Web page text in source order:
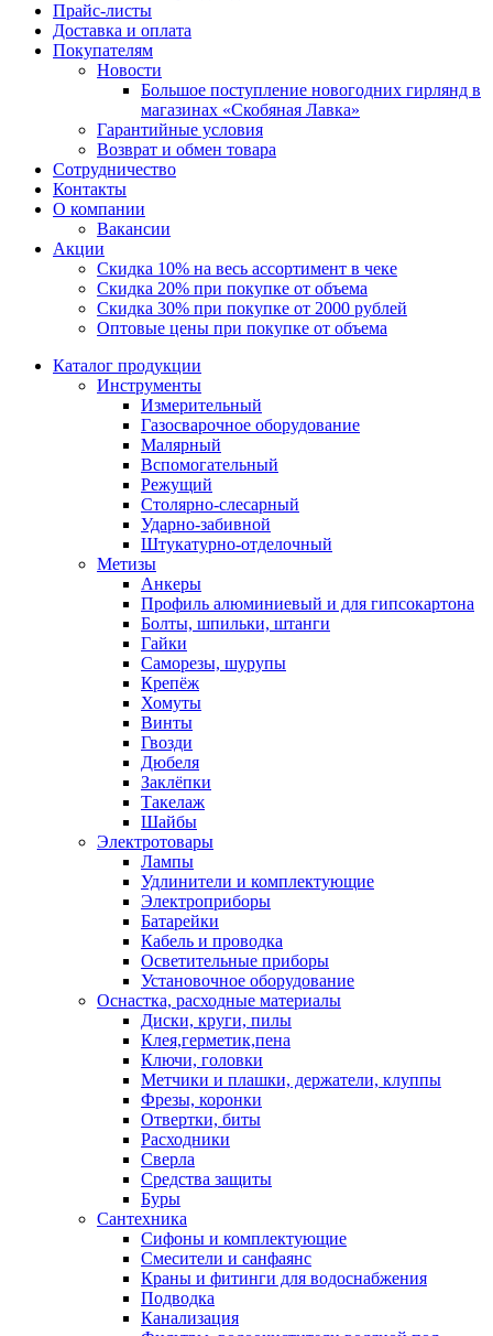
Прайс-листы
Доставка и оплата
Покупателям
Новости
Большое поступление новогодних гирлянд в
магазинах «Скобяная Лавка»
Гарантийные условия
Возврат и обмен товара
Сотрудничество
Контакты
О компании
Вакансии
Акции
Скидка 10% на весь ассортимент в чеке
Скидка 20% при покупке от объема
Скидка 30% при покупке от 2000 рублей
Оптовые цены при покупке от объема
Каталог продукции
Инструменты
Измерительный
Газосварочное оборудование
Малярный
Вспомогательный
Режущий
Столярно-слесарный
Ударно-забивной
Штукатурно-отделочный
Метизы
Анкеры
Профиль алюминиевый и для гипсокартона
Болты, шпильки, штанги
Гайки
Саморезы, шурупы
Крепёж
Хомуты
Винты
Гвозди
Дюбеля
Заклёпки
Такелаж
Шайбы
Электротовары
Лампы
Удлинители и комплектующие
Электроприборы
Батарейки
Кабель и проводка
Осветительные приборы
Установочное оборудование
Оснастка, расходные материалы
Диски, круги, пилы
Клея,герметик,пена
Ключи, головки
Метчики и плашки, держатели, клуппы
Фрезы, коронки
Отвертки, биты
Расходники
Сверла
Средства защиты
Буры
Сантехника
Сифоны и комплектующие
Смесители и санфаянс
Краны и фитинги для водоснабжения
Подводка
Канализация